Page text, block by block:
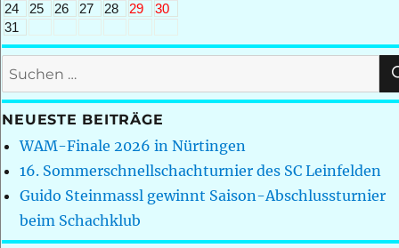
24
25 26 27 28 29
30
31
Suchen
nach:
NEUESTE BEITRÄGE
WAM-Finale 2026 in Nürtingen
16. Sommerschnellschachturnier des SC Leinfelden
Guido Steinmassl gewinnt Saison-Abschlussturnier
beim Schachklub